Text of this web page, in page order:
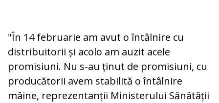
"În 14 februarie am avut o întâlnire cu
distribuitorii și acolo am auzit acele
promisiuni. Nu s-au ținut de promisiuni, cu
producătorii avem stabilită o întâlnire
mâine, reprezentanții Ministerului Sănătății